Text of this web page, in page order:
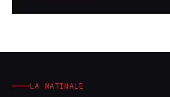
LA MATINALE